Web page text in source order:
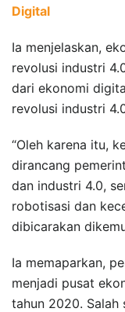
Digital
Ia menjelaskan,
revolusi industri
dari ekonomi
revolusi industri
“Oleh karena itu,
dirancang
dan industri 4.0,
robotisasi dan
dibicarakan
Ia memaparkan,
menjadi pusat
tahun 2020. Salah